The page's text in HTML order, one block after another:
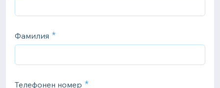
Фамилия
Телефонен номер